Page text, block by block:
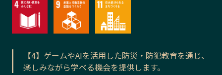
【4】ゲームやAIを活用した防災・防犯教育を通じ、
楽しみながら学べる機会を提供します。